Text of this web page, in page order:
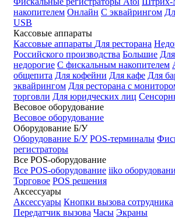
накопителем Онлайн С эквайрингом
USB
Кассовые аппараты
Кассовые аппараты Для ресторана
Российского производства Большие
недорогие С фискальным накопителем
общепита Для кофейни Для кафе Для
эквайрингом Для ресторана с
торговли Для юридческих лиц
Весовое оборудование
Весовое оборудование
Оборудование Б/У
Оборудование Б/У POS-терминалы
регистраторы
Все POS-оборудование
Все POS-оборудование iiko
Торговое POS решения
Аксессуары
Аксессуары Кнопки вызова сотрудника
Передатчик вызова Часы Экраны